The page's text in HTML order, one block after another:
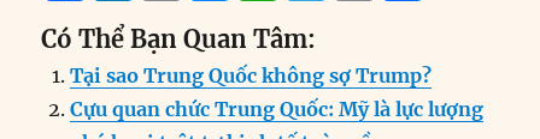
a
c
e
n
k
e
m
ai
l
ss
e
h
at
s g t
a
re
Có Thể Bạn Quan Tâm:
Tại sao Trung Quốc không sợ Trump?
Cựu quan chức Trung Quốc: Mỹ là lực lượng